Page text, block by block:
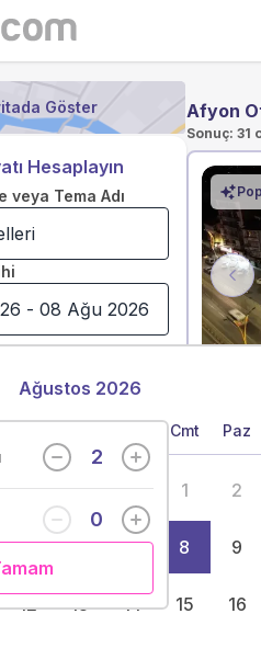
Göster
Hesaplayın
veya Tema Adı
Ağustos 2026
Cmt Paz
1 2
5 6 7 8 9
12 13 14 15 16
2
0 Sıfırla
Afyon
Sonuç: 31